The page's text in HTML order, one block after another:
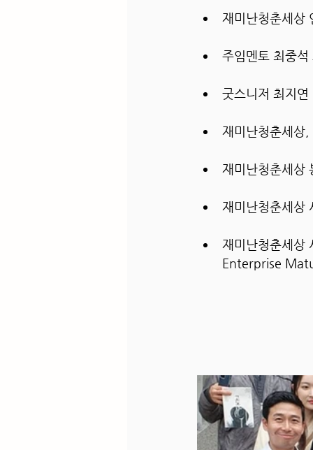
재미난청춘세상
주임멘토 최중석
굿스니저 최지
재미난청춘세상
재미난청춘세상
재미난청춘세상
재미난청춘세상
Enterprise